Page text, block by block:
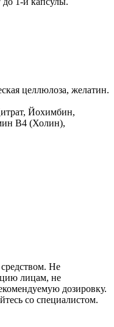
целлюлоза, желатин.
Йохимбин,
В4 (Холин),
Не
лицам, не
дозировку.
со специалистом.